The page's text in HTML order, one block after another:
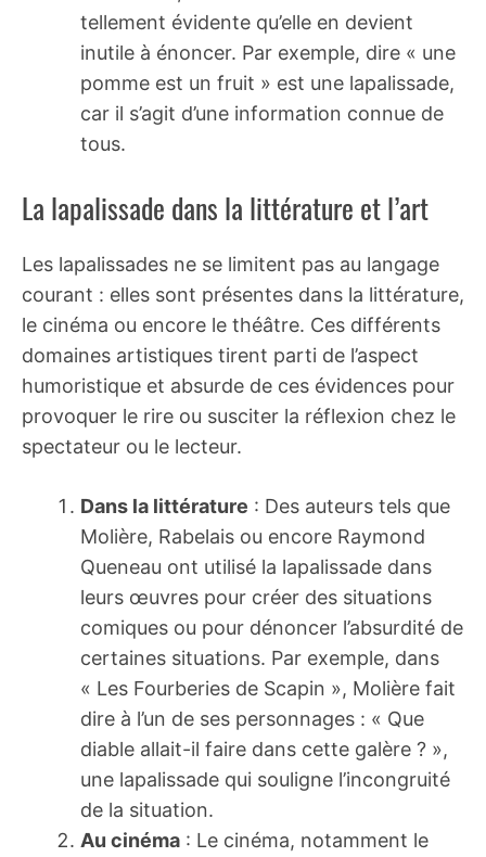
tellement évidente qu’elle en devient
inutile à énoncer. Par exemple, dire « une
pomme est un fruit » est une lapalissade,
car il s’agit d’une information connue de
tous.
La lapalissade dans la littérature et l’art
Les lapalissades ne se limitent pas au langage
courant : elles sont présentes dans la littérature,
le cinéma ou encore le théâtre. Ces différents
domaines artistiques tirent parti de l’aspect
humoristique et absurde de ces évidences pour
provoquer le rire ou susciter la réflexion chez le
spectateur ou le lecteur.
Dans la littérature : Des auteurs tels que
Molière, Rabelais ou encore Raymond
Queneau ont utilisé la lapalissade dans
leurs œuvres pour créer des situations
comiques ou pour dénoncer l’absurdité de
certaines situations. Par exemple, dans
« Les Fourberies de Scapin », Molière fait
dire à l’un de ses personnages : « Que
diable allait-il faire dans cette galère ? »,
une lapalissade qui souligne l’incongruité
de la situation.
Au cinéma : Le cinéma, notamment le